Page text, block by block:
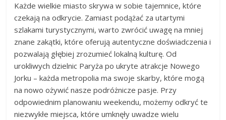
Każde wielkie miasto skrywa w sobie tajemnice, które
czekają na odkrycie. Zamiast podążać za utartymi
szlakami turystycznymi, warto zwrócić uwagę na mniej
znane zakątki, które oferują autentyczne doświadczenia i
pozwalają głębiej zrozumieć lokalną kulturę. Od
urokliwych dzielnic Paryża po ukryte atrakcje Nowego
Jorku – każda metropolia ma swoje skarby, które mogą
na nowo ożywić nasze podróżnicze pasje. Przy
odpowiednim planowaniu weekendu, możemy odkryć te
niezwykłe miejsca, które umknęły uwadze wielu